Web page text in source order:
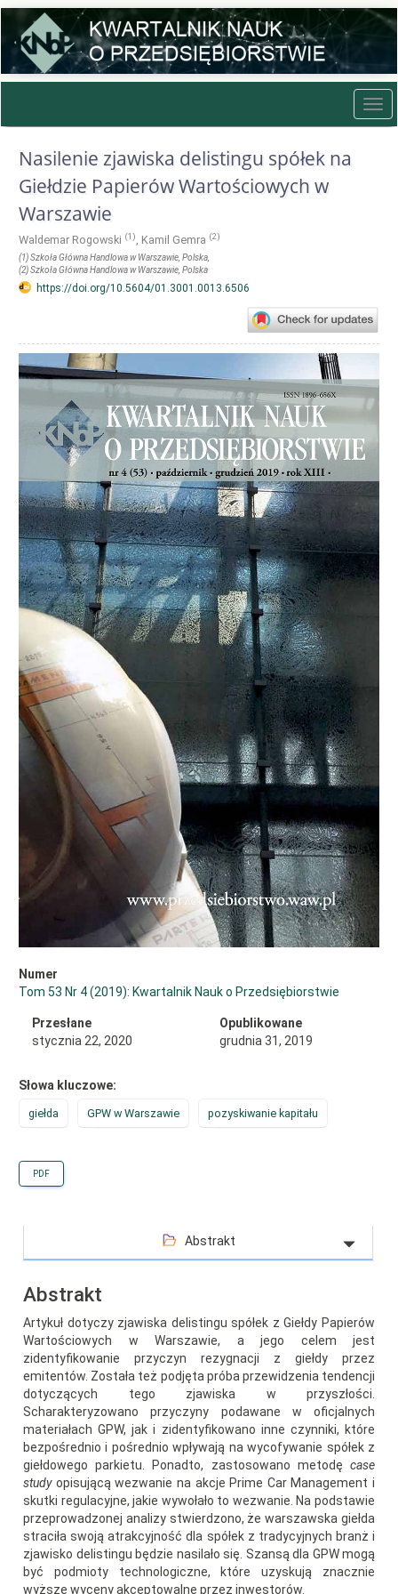
Quick
content
Content
Sidebar
Nasilenie zjawiska delistingu spółek na
Giełdzie Papierów Wartościowych w
Warszawie
Waldemar Rogowski (1), Kamil Gemra (2)
(1)Szkoła Główna Handlowa w Warszawie , Polska
(2)Szkoła Główna Handlowa w Warszawie , Polska
https://doi.org/10.5604/01.3001.0013.6506
Article
Sidebar
Numer
Tom 53 Nr 4 (2019): Kwartalnik Nauk o Przedsiębiorstwie
Przesłane
stycznia 22, 2020
Opublikowane
grudnia 31, 2019
Słowa kluczowe:
giełda GPW w Warszawie pozyskiwanie kapitału
PDF
Abstrakt
Abstrakt
Artykuł dotyczy zjawiska delistingu spółek z Giełdy Papierów
Wartościowych w Warszawie, a jego celem jest
zidentyfikowanie przyczyn rezygnacji z giełdy przez
emitentów. Została też podjęta próba przewidzenia tendencji
dotyczących tego zjawiska w przyszłości.
Scharakteryzowano przyczyny podawane w oficjalnych
materiałach GPW, jak i zidentyfikowano inne czynniki, które
bezpośrednio i pośrednio wpływają na wycofywanie spółek z
giełdowego parkietu. Ponadto, zastosowano metodę case
study opisującą wezwanie na akcje Prime Car Management i
skutki regulacyjne, jakie wywołało to wezwanie. Na podstawie
przeprowadzonej analizy stwierdzono, że warszawska giełda
straciła swoją atrakcyjność dla spółek z tradycyjnych branż i
zjawisko delistingu będzie nasilało się. Szansą dla GPW mogą
być podmioty technologiczne, które uzyskują znacznie
wyższe wyceny akceptowalne przez inwestorów.